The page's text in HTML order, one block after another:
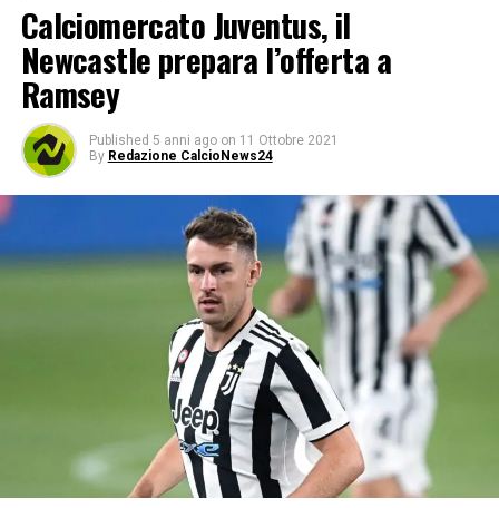
Calciomercato Juventus, il
Newcastle prepara l’offerta a
Ramsey
Published 5 anni ago on 11 Ottobre 2021
By Redazione CalcioNews24